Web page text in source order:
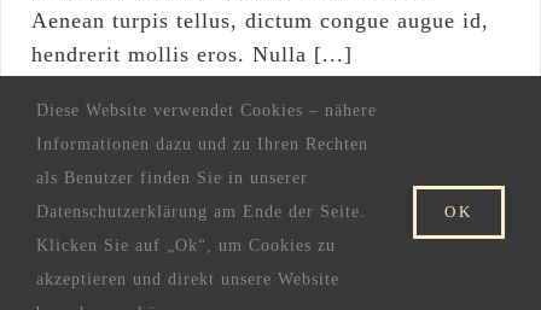
Aenean turpis tellus, dictum congue augue id,
hendrerit mollis eros. Nulla [...]
Weiterlesen
IMPRESSUM
Diese Website verwendet Cookies – nähere
Informationen dazu und zu Ihren Rechten
als Benutzer finden Sie in unserer
Datenschutzerklärung am Ende der Seite.
Klicken Sie auf „Ok“, um Cookies zu
akzeptieren und direkt unsere Website
OK